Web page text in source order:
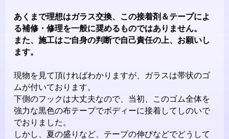
あくまで理想はガラス交換、この接着剤＆テープによ
る補修・修理を一般に奨めるものではありません。
また、施工はご自身の判断で自己責任の上、お願いし
ます。
現物を見て頂ければわかりますが、ガラスは帯状のゴ
ムが付いております。
下側のフックは大丈夫なので、当初、このゴム全体を
強力な黒色の布テープでボディーに接着してしのいで
でおりました。
しかし、夏の盛りなど、テープの伸びなどでどうして